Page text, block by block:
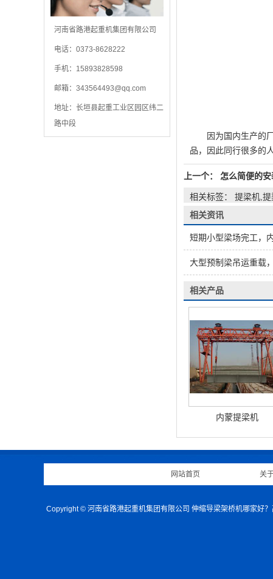
河南省路港起重机集团有限公司
电话：0373-8628222
手机：15893828598
邮箱： 343564493@qq.com
地址：长垣县起重工业区园区纬二
路中段
因为国内生产的厂
品，因此同行很多的
上一个： 怎么简便的
相关标签： 提梁机,
相关资讯
短期小型梁场完工，内
大型预制梁吊运重载
相关产品
内蒙提梁机
网站首页 关
Copyright © 河南省路港起重机集团有限公司 伸缩导梁架桥机哪家好